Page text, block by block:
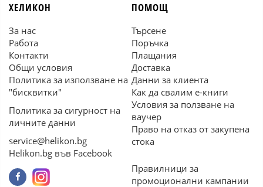
ХЕЛИКОН
За нас
Работа
Контакти
Общи условия
Политика за използване на
"бисквитки"
Политика за сигурност на
личните данни
service@helikon.bg
Helikon.bg във Facebook
ПОМОЩ
Търсене
Поръчка
Плащания
Доставка
Данни за клиента
Как да свалим е-книги
Условия за ползване на
ваучер
Право на отказ от закупена
стока
Правилници за
промоционални кампании